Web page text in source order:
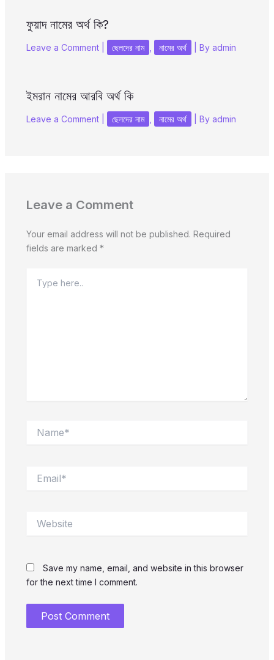
ফুয়াদ নামের অর্থ কি?
Leave a Comment ছেলদের নাম নামের অর্থ | By admin
ইমরান নামের আরবি অর্থ কি
Leave a Comment ছেলদের নাম নামের অর্থ | By admin
Leave a Comment
Your email address will not be published. Required
fields are marked *
here..
Save my name, email, and website in this browser
for the next time I comment.